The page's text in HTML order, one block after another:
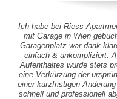
Ich habe bei Riess
mit Garage in Wien
Garagenplatz war dank
einfach & unkompliziert.
Aufenthaltes wurde stets
eine Verkürzung der
einer kurzfristigen
schnell und professionell